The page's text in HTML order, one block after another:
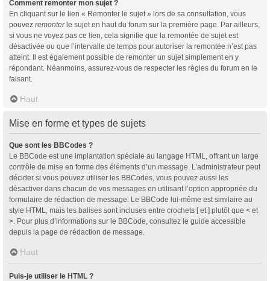
Comment remonter mon sujet ?
En cliquant sur le lien « Remonter le sujet » lors de sa consultation, vous
pouvez remonterle sujet en haut du forum sur la première page. Par ailleurs,
si vous ne voyez pas ce lien, cela signifie que la remontée de sujet est
désactivée ou que l’intervalle de temps pour autoriser la remontée n’est pas
atteint. Il est également possible de remonter un sujet simplement en y
répondant. Néanmoins, assurez-vous de respecter les règles du forum en le
faisant.
Haut
Mise en forme et types de sujets
Que sont les BBCodes ?
Le BBCode est une implantation spéciale au langage HTML, offrant un large
contrôle de mise en forme des éléments d’un message. L’administrateur peut
décider si vous pouvez utiliser les BBCodes, vous pouvez aussi les
désactiver dans chacun de vos messages en utilisant l’option appropriée du
formulaire de rédaction de message. Le BBCode lui-même est similaire au
style HTML, mais les balises sont incluses entre crochets [ et ] plutôt que < et
>. Pour plus d’informations sur le BBCode, consultez le guide accessible
depuis la page de rédaction de message.
Haut
Puis-je utiliser le HTML ?